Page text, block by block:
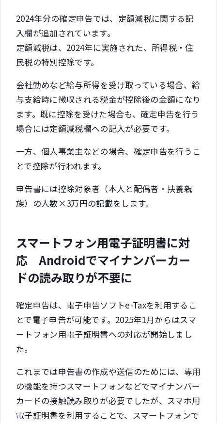
2024年分の確定申告では、定額減税に関する記
入欄が追加されています。
定額減税は、2024年に実施された、所得税・住
民税の特別控除です。
会社勤めなど給与所得を受け取っている場合、給
与支給時に徴収される税金が控除後の金額になり
ます。既に控除を受けた場合も、確定申告を行う
場合には定額減税欄への記入が必要です。
一方、個人事業主などの場合、確定申告を行うこ
とで控除が行われます。
申告書には控除対象者（本人と配偶者・扶養親
族）の人数×3万円の記載をします。
スマートフォン用電子証明書に対
応 Androidでマイナンバーカー
ドの読み取りが不要に
確定申告は、電子申告ソフトe-Taxを利用するこ
とで電子申告が可能です。2025年1月からはスマ
ートフォン用電子証明書への対応が開始しまし
た。
これまでは申告書の作成や送信のためには、専用
の機能を持つスマートフォンなどでマイナンバー
カードの接触読み取りが必要でしたが、スマホ用
電子証明書を利用することで、スマートフォンで